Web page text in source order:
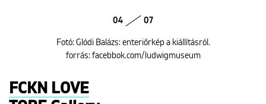
04 07
Fotó: Glódi Balázs: enteriőrkép a kiállításról.
forrás: facebbok.com/ludwigmuseum
FCKN LOVE